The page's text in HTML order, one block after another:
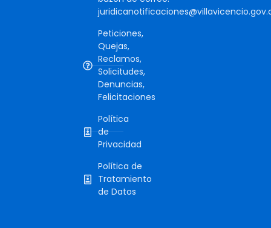
Peticiones,
Quejas,
Reclamos,
Solicitudes,
Denuncias,
Felicitaciones
Política
de
Privacidad
Política de
Tratamiento
de Datos